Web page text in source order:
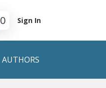
0 Sign In
AUTHORS